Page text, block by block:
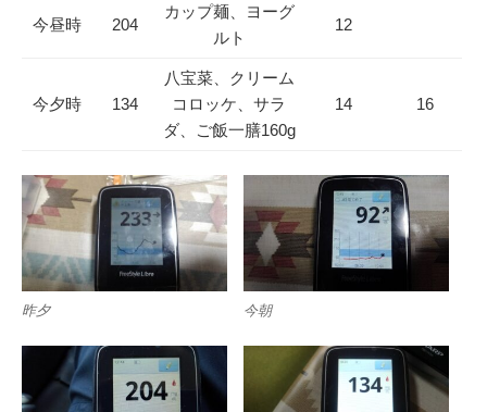
今昼時 204
カップ麺、ヨーグ
ルト
12
今夕時 134
八宝菜、クリーム
コロッケ、サラ
ダ、ご飯一膳160g
14 16
昨夕 今朝